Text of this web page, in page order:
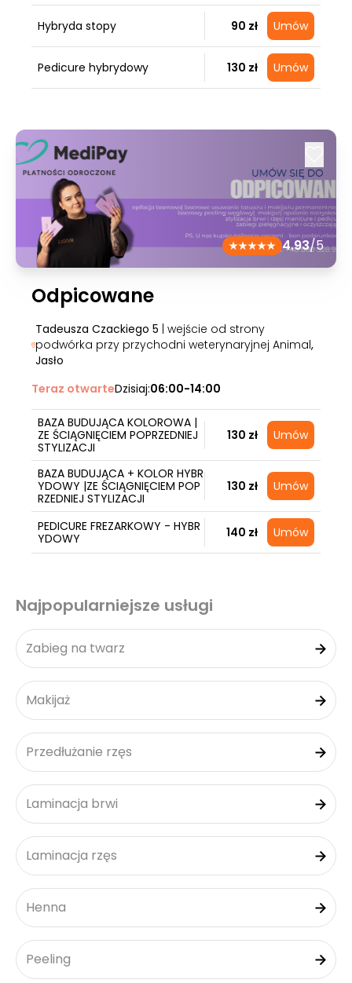
Hybryda stopy 90 zł Umów
Pedicure hybrydowy 130 zł Umów
4.93/5
Odpicowane
Tadeusza Czackiego 5 | wejście od strony
podwórka przy przychodni weterynaryjnej Animal,
Jasło
Teraz otwarteDzisiaj:06:00-14:00
BAZA BUDUJĄCA KOLOROWA |
ZE ŚCIĄGNIĘCIEM POPRZEDNIEJ
STYLIZACJI
130 zł Umów
BAZA BUDUJĄCA + KOLOR HYBR
YDOWY |ZE ŚCIĄGNIĘCIEM POP
RZEDNIEJ STYLIZACJI
130 zł Umów
PEDICURE FREZARKOWY - HYBR
YDOWY
140 zł Umów
Najpopularniejsze usługi
Zabieg na twarz
Makijaż
Przedłużanie rzęs
Laminacja brwi
Laminacja rzęs
Henna
Peeling